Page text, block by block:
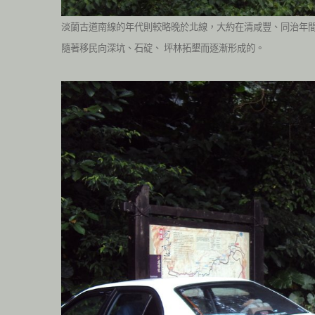
淡蘭古道南線的年代則較略晚於北線，大約在清咸豐、同治年
隨著移民向深坑、石碇、 坪林拓墾而逐漸形成的。